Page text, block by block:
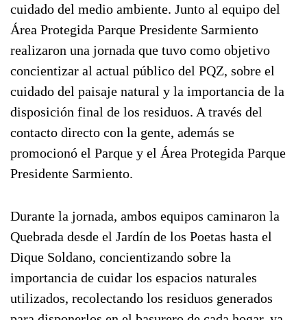
cuidado del medio ambiente. Junto al equipo del
Área Protegida Parque Presidente Sarmiento
realizaron una jornada que tuvo como objetivo
concientizar al actual público del PQZ, sobre el
cuidado del paisaje natural y la importancia de la
disposición final de los residuos. A través del
contacto directo con la gente, además se
promocionó el Parque y el Área Protegida Parque
Presidente Sarmiento.
Durante la jornada, ambos equipos caminaron la
Quebrada desde el Jardín de los Poetas hasta el
Dique Soldano, concientizando sobre la
importancia de cuidar los espacios naturales
utilizados, recolectando los residuos generados